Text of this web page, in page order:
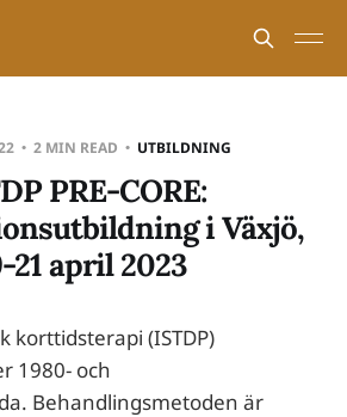
2 MIN READ UTBILDNING
PRE-CORE:
i Växjö,
21 april 2023
korttidsterapi (ISTDP)
1980- och
Behandlingsmetoden är